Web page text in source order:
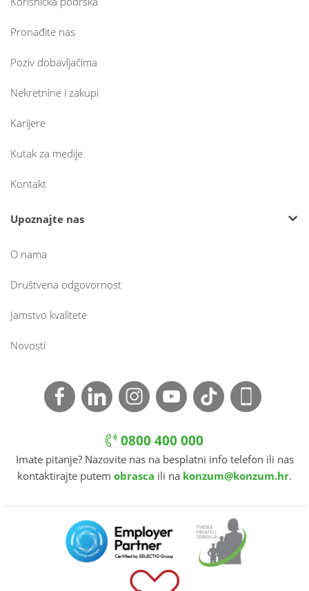
Pronađite nas
Poziv dobavljačima
Nekretnine i zakupi
Karijere
Kutak za medije
Kontakt
Upoznajte nas
O nama
Društvena odgovornost
Jamstvo kvalitete
Novosti
0800 400 000
Imate pitanje? Nazovite nas na besplatni info telefon ili nas
kontaktirajte putem obrasca ili na konzum@konzum.hr.